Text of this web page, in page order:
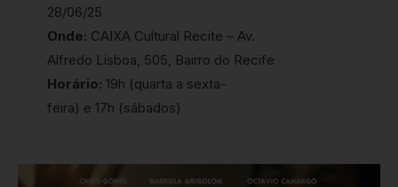
28/06/25
Onde: CAIXA Cultural Recite – Av.
Alfredo Lisboa, 505, Bairro do Recife
Horário: 19h (quarta a sexta-
feira) e 17h (sábados)